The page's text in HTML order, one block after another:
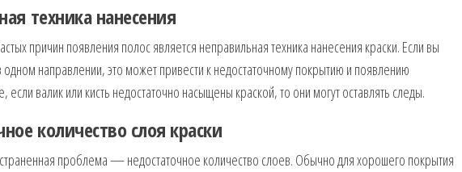
техника нанесения
причин появления полос является неправильная техника нанесения краски. Если вы
одном направлении, это может привести к недостаточному покрытию и появлению
если валик или кисть недостаточно насыщены краской, то они могут оставлять следы.
количество слоя краски
проблема — недостаточное количество слоев. Обычно для хорошего покрытия